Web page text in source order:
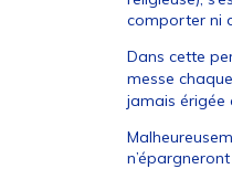
comporter ni
Dans cette
messe
jamais érigée